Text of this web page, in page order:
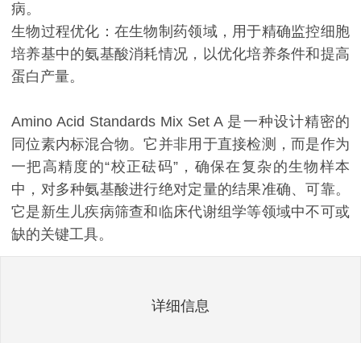
病。
生物过程优化：在生物制药领域，用于精确监控细胞
培养基中的氨基酸消耗情况，以优化培养条件和提高
蛋白产量。
Amino Acid Standards Mix Set A 是一种设计精密的
同位素内标混合物。它并非用于直接检测，而是作为
一把高精度的“校正砝码”，确保在复杂的生物样本
中，对多种氨基酸进行绝对定量的结果准确、可靠。
它是新生儿疾病筛查和临床代谢组学等领域中不可或
缺的关键工具。
详细信息